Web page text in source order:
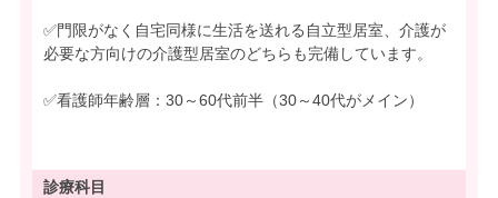
✅門限がなく自宅同様に生活を送れる自立型居室、介護が
必要な方向けの介護型居室のどちらも完備しています。
✅看護師年齢層：30～60代前半（30～40代がメイン）
診療科目